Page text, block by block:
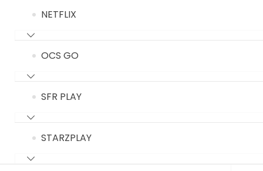
NETFLIX
OCS GO
SFR PLAY
STARZPLAY